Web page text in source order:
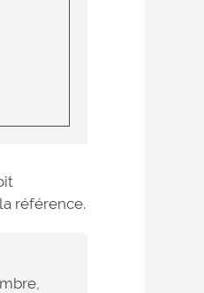
référence.